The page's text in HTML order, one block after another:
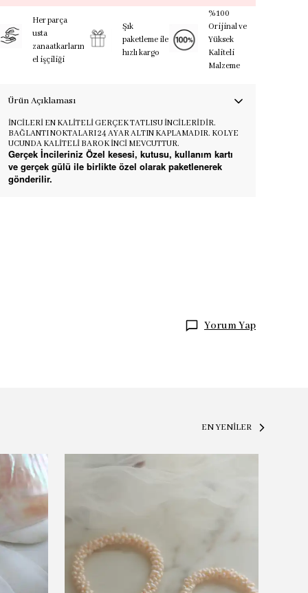
Her parça
usta
zanaatkarların
el işçiliği
Şık
paketleme ile
hızlı kargo
%100
Orijinal ve
Yüksek
Kaliteli
Malzeme
Ürün Açıklaması
İNCİLERİ EN KALİTELİ GERÇEK TATLISU İNCİLERİDİR.
BAĞLANTI NOKTALARI 24 AYAR ALTIN KAPLAMADIR. KOLYE
UCUNDA KALİTELİ BAROK İNCİ MEVCUTTUR.
Gerçek İncileriniz Özel kesesi, kutusu, kullanım kartı
ve gerçek gülü ile birlikte özel olarak paketlenerek
gönderilir.
Yorum Yap
EN YENİLER